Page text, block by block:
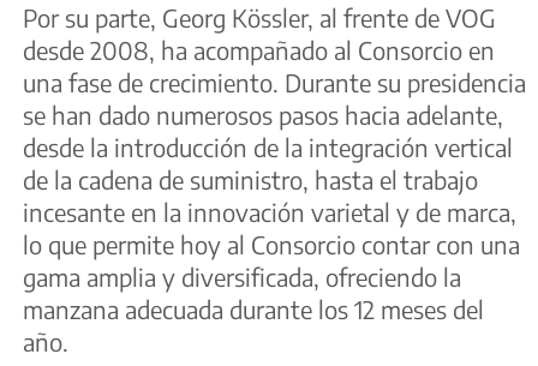
Por su parte, Georg Kössler, al frente de VOG
desde 2008, ha acompañado al Consorcio en
una fase de crecimiento. Durante su presidencia
se han dado numerosos pasos hacia adelante,
desde la introducción de la integración vertical
de la cadena de suministro, hasta el trabajo
incesante en la innovación varietal y de marca,
lo que permite hoy al Consorcio contar con una
gama amplia y diversificada, ofreciendo la
manzana adecuada durante los 12 meses del
año.